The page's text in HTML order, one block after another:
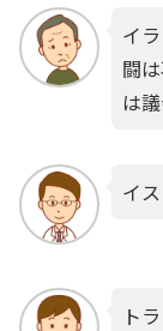
イ
闘
は
イ
ト